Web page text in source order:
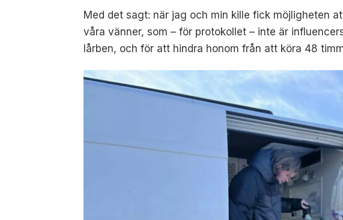
Med det sagt: när jag och min kille fick möjligheten
våra vänner, som – för protokollet – inte är
lårben, och för att hindra honom från att köra 48